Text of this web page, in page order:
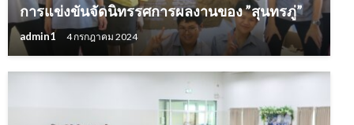
การแข่งขันจัดนิทรรศการผลงานของ ”สุนทรภู่”
admin1 4 กรกฎาคม 2024